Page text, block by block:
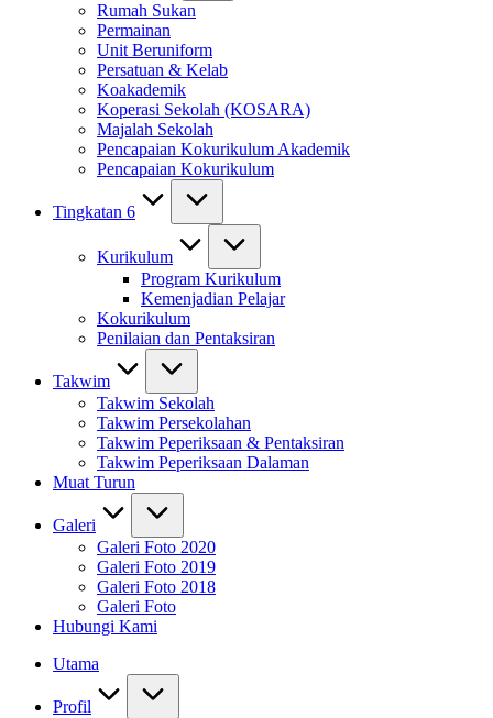
Rumah Sukan
Permainan
Unit Beruniform
Persatuan & Kelab
Koakademik
Koperasi Sekolah (KOSARA)
Majalah Sekolah
Pencapaian Kokurikulum Akademik
Pencapaian Kokurikulum
Tingkatan 6
Kurikulum
Program Kurikulum
Kemenjadian Pelajar
Kokurikulum
Penilaian dan Pentaksiran
Takwim
Takwim Sekolah
Takwim Persekolahan
Takwim Peperiksaan & Pentaksiran
Takwim Peperiksaan Dalaman
Muat Turun
Galeri
Galeri Foto 2020
Galeri Foto 2019
Galeri Foto 2018
Galeri Foto
Hubungi Kami
Utama
Profil